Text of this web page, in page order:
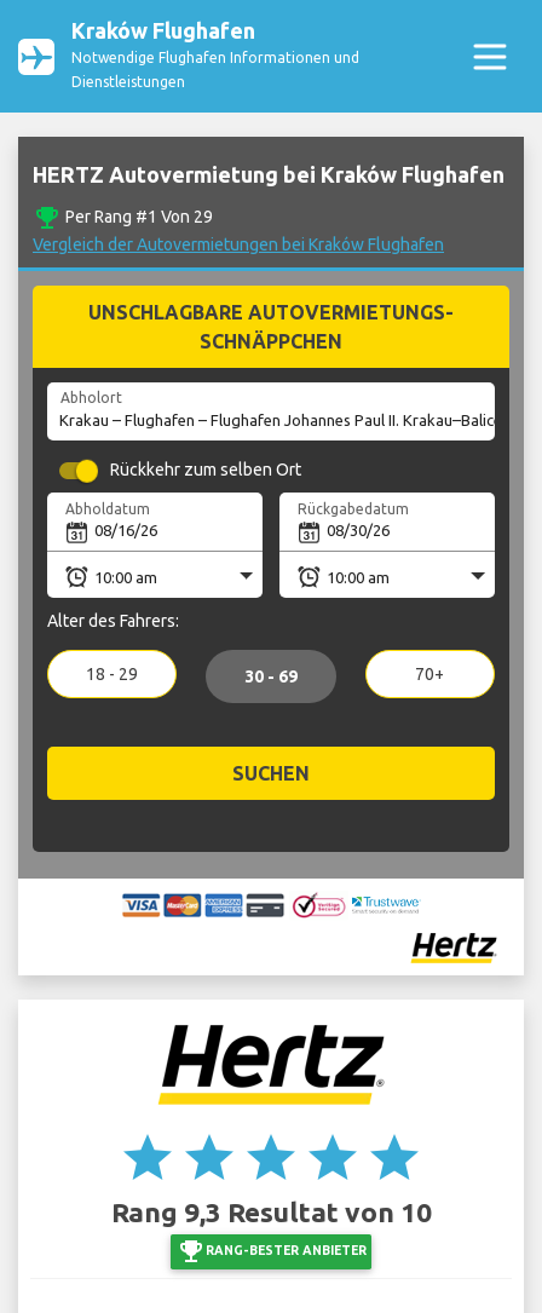
Kraków Flughafen
Notwendige Flughafen Informationen und
Dienstleistungen
HERTZ Autovermietung bei Kraków Flughafen
emoji_events Per Rang #1 Von 29
Vergleich der Autovermietungen bei Kraków Flughafen
UNSCHLAGBARE AUTOVERMIETUNGS-
SCHNÄPPCHEN
Abholort
Rückkehr zum selben Ort
Abholdatum Rückgabedatum
Alter des Fahrers:
18 - 29 30 - 69 70+
SUCHEN
star star star star star
Rang 9,3 Resultat von 10
emoji_events RANG-BESTER ANBIETER